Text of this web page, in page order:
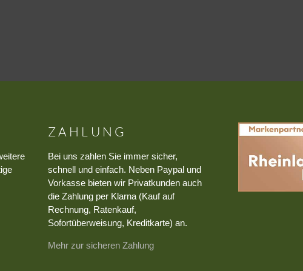
ZAHLUNG
Bei uns zahlen Sie immer sicher,
schnell und einfach. Neben Paypal und
Vorkasse bieten wir Privatkunden auch
die Zahlung per Klarna (Kauf auf
Rechnung, Ratenkauf,
Sofortüberweisung, Kreditkarte) an.
Mehr zur sicheren Zahlung